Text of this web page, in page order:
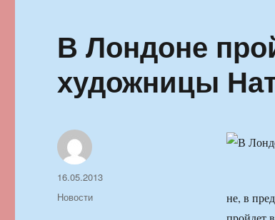
В Лондоне
художницы
не, в
Автор
Опубликовано
16.05.2013
Рубрики
Новости